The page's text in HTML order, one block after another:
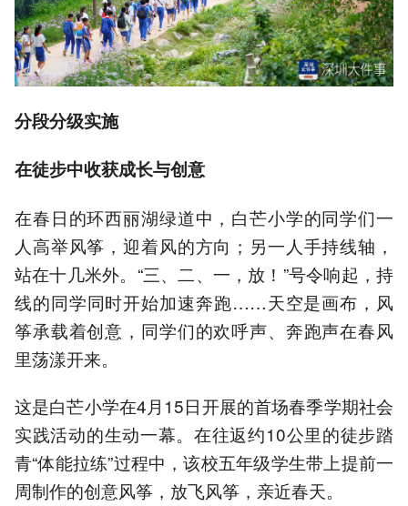
分段分级实施
在徒步中收获成长与创意
在春日的环西丽湖绿道中，白芒小学的同学们一
人高举风筝，迎着风的方向；另一人手持线轴，
站在十几米外。“三、二、一，放！”号令响起，持
线的同学同时开始加速奔跑……天空是画布，风
筝承载着创意，同学们的欢呼声、奔跑声在春风
里荡漾开来。
这是白芒小学在4月15日开展的首场春季学期社会
实践活动的生动一幕。在往返约10公里的徒步踏
青“体能拉练”过程中，该校五年级学生带上提前一
周制作的创意风筝，放飞风筝，亲近春天。